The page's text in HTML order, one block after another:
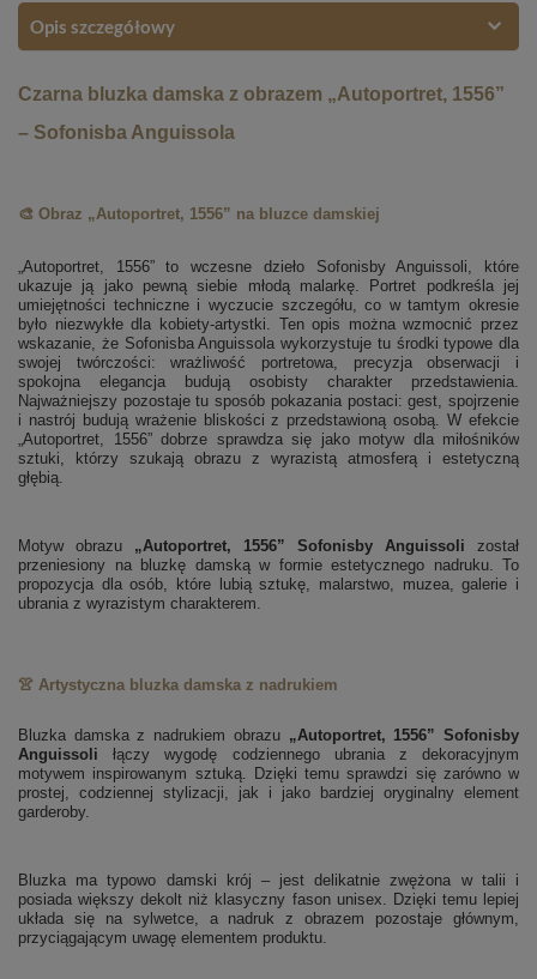
Opis szczegółowy
Czarna bluzka damska z obrazem „Autoportret, 1556”
– Sofonisba Anguissola
🎨 Obraz „Autoportret, 1556” na bluzce damskiej
„Autoportret, 1556” to wczesne dzieło Sofonisby Anguissoli, które
ukazuje ją jako pewną siebie młodą malarkę. Portret podkreśla jej
umiejętności techniczne i wyczucie szczegółu, co w tamtym okresie
było niezwykłe dla kobiety-artystki. Ten opis można wzmocnić przez
wskazanie, że Sofonisba Anguissola wykorzystuje tu środki typowe dla
swojej twórczości: wrażliwość portretowa, precyzja obserwacji i
spokojna elegancja budują osobisty charakter przedstawienia.
Najważniejszy pozostaje tu sposób pokazania postaci: gest, spojrzenie
i nastrój budują wrażenie bliskości z przedstawioną osobą. W efekcie
„Autoportret, 1556” dobrze sprawdza się jako motyw dla miłośników
sztuki, którzy szukają obrazu z wyrazistą atmosferą i estetyczną
głębią.
Motyw obrazu „Autoportret, 1556” Sofonisby Anguissoli został
przeniesiony na bluzkę damską w formie estetycznego nadruku. To
propozycja dla osób, które lubią sztukę, malarstwo, muzea, galerie i
ubrania z wyrazistym charakterem.
👚 Artystyczna bluzka damska z nadrukiem
Bluzka damska z nadrukiem obrazu „Autoportret, 1556” Sofonisby
Anguissoli łączy wygodę codziennego ubrania z dekoracyjnym
motywem inspirowanym sztuką. Dzięki temu sprawdzi się zarówno w
prostej, codziennej stylizacji, jak i jako bardziej oryginalny element
garderoby.
Bluzka ma typowo damski krój – jest delikatnie zwężona w talii i
posiada większy dekolt niż klasyczny fason unisex. Dzięki temu lepiej
układa się na sylwetce, a nadruk z obrazem pozostaje głównym,
przyciągającym uwagę elementem produktu.